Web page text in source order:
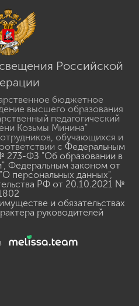
Российской
бюджетное
высшего образования
педагогический
Козьмы Минина"
обучающихся и
с Федеральным
273-ФЗ "Об образовании в
, Федеральным законом от
персональных данных",
РФ от 20.10.2021 №
и обязательствах
руководителей